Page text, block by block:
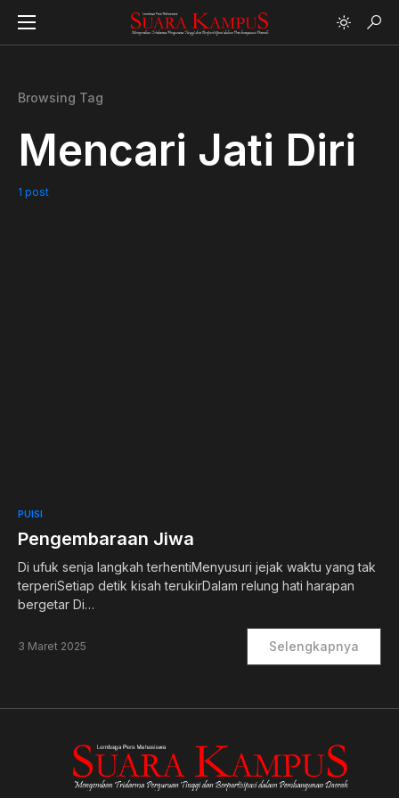
Browsing Tag
Mencari Jati Diri
1 post
PUISI
Pengembaraan Jiwa
Di ufuk senja langkah terhentiMenyusuri jejak waktu yang tak
terperiSetiap detik kisah terukirDalam relung hati harapan
bergetar Di…
3 Maret 2025 Selengkapnya